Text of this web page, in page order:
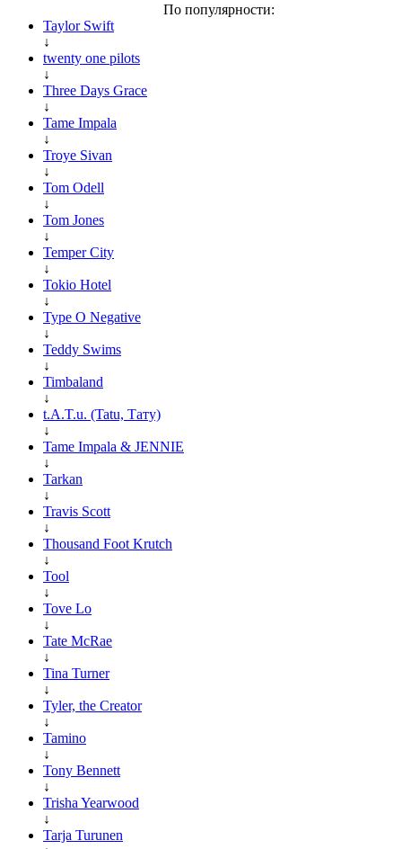
По популярности:
Taylor Swift
↓
twenty one pilots
↓
Three Days Grace
↓
Tame Impala
↓
Troye Sivan
↓
Tom Odell
↓
Tom Jones
↓
Temper City
↓
Tokio Hotel
↓
Type O Negative
↓
Teddy Swims
↓
Timbaland
↓
t.A.T.u. (Tatu, Тату)
↓
Tame Impala & JENNIE
↓
Tarkan
↓
Travis Scott
↓
Thousand Foot Krutch
↓
Tool
↓
Tove Lo
↓
Tate McRae
↓
Tina Turner
↓
Tyler, the Creator
↓
Tamino
↓
Tony Bennett
↓
Trisha Yearwood
↓
Tarja Turunen